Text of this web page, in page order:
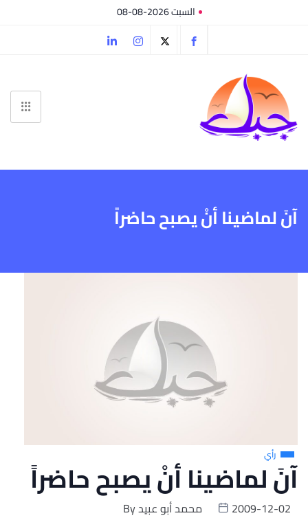
السبت 2026-08-08
آنَ لماضينا أنْ يصبح حاضراً
رأي
آنَ لماضينا أنْ يصبح حاضراً
Byمحمد أبو عبيد
2009-12-02